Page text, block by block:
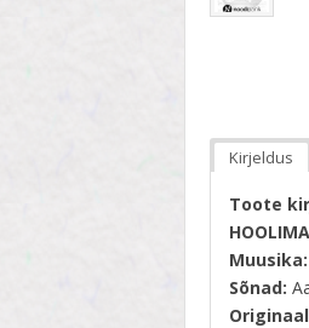
Kirjeldus
Toote
HOOLIMA
Muusika:
Sõnad: